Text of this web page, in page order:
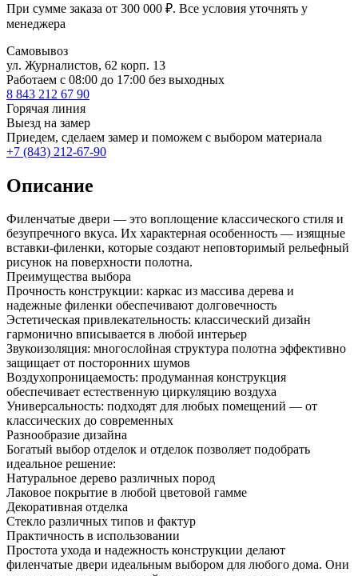
При сумме заказа от 300 000 ₽. Все условия уточнять у
менеджера
Самовывоз
ул. Журналистов, 62 корп. 13
Работаем c 08:00 до 17:00 без выходных
8 843 212 67 90
Горячая линия
Выезд на замер
Приедем, сделаем замер и поможем с выбором материала
+7 (843) 212-67-90
Описание
Филенчатые двери — это воплощение классического стиля и
безупречного вкуса. Их характерная особенность — изящные
вставки-филенки, которые создают неповторимый рельефный
рисунок на поверхности полотна.
Преимущества выбора
Прочность конструкции: каркас из массива дерева и
надежные филенки обеспечивают долговечность
Эстетическая привлекательность: классический дизайн
гармонично вписывается в любой интерьер
Звукоизоляция: многослойная структура полотна эффективно
защищает от посторонних шумов
Воздухопроницаемость: продуманная конструкция
обеспечивает естественную циркуляцию воздуха
Универсальность: подходят для любых помещений — от
классических до современных
Разнообразие дизайна
Богатый выбор отделок и отделок позволяет подобрать
идеальное решение:
Натуральное дерево различных пород
Лаковое покрытие в любой цветовой гамме
Декоративная отделка
Стекло различных типов и фактур
Практичность в использовании
Простота ухода и надежность конструкции делают
филенчатые двери идеальным выбором для любого дома. Они